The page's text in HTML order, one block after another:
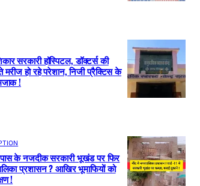
सरकारी हॉस्पिटल, डॉक्टर्स की
हो रहे परेशान, निजी प्रैक्टिस के
!
के नजदीक सरकारी भूखंड पर फिर
प्रशासन ? आखिर भूमाफियों को
!